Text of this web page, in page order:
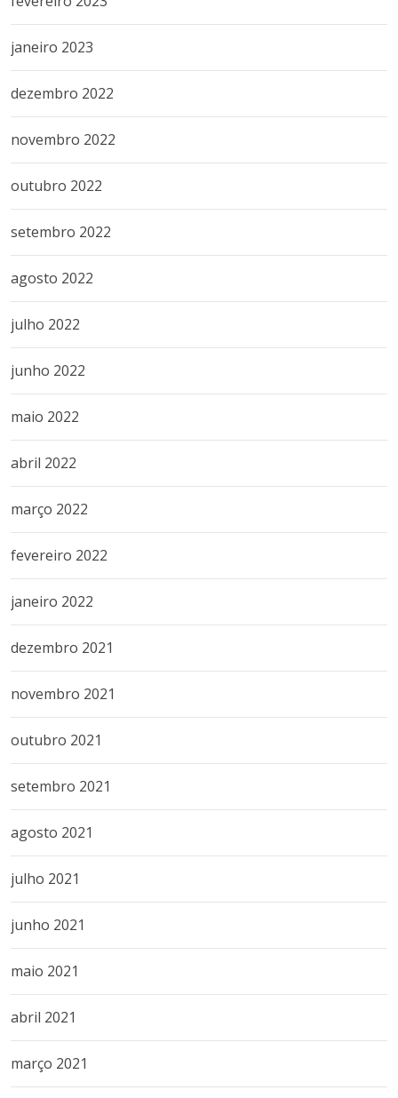
janeiro 2023
dezembro 2022
novembro 2022
outubro 2022
setembro 2022
agosto 2022
julho 2022
junho 2022
maio 2022
abril 2022
março 2022
fevereiro 2022
janeiro 2022
dezembro 2021
novembro 2021
outubro 2021
setembro 2021
agosto 2021
julho 2021
junho 2021
maio 2021
abril 2021
março 2021